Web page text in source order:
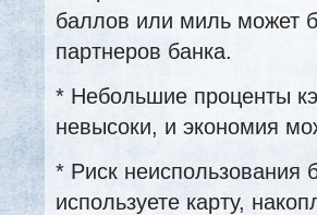
баллов или миль может
партнеров банка.
* Небольшие проценты
невысоки, и экономия
* Риск неиспользования
используете карту,